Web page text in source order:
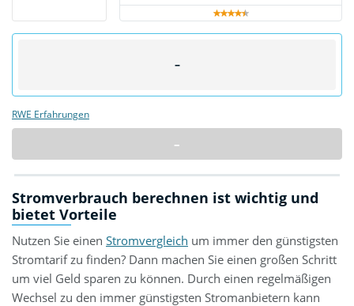
–
RWE Erfahrungen
–
Stromverbrauch berechnen ist wichtig und
bietet Vorteile
Nutzen Sie einen Stromvergleich um immer den günstigsten
Stromtarif zu finden? Dann machen Sie einen großen Schritt
um viel Geld sparen zu können. Durch einen regelmäßigen
Wechsel zu den immer günstigsten Stromanbietern kann